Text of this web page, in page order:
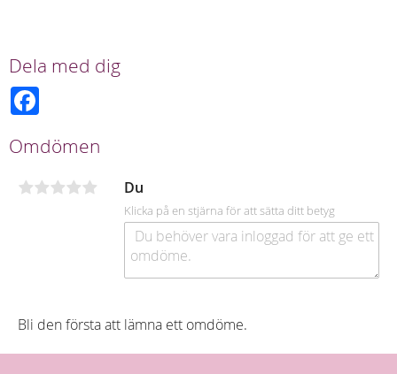
Dela med dig
b
o
k
Omdömen
Du
Klicka på en stjärna för att sätta ditt betyg
Bli den första att lämna ett omdöme.